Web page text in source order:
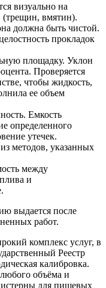
визуально на
(трещин, вмятин).
должна быть чистой.
прокладок
площадку. Уклон
Проверяется
чтобы жидкость,
ее объем
Емкость
определенного
утечек.
методов, указанных
между
и
выдается после
работ.
комплекс услуг, в
Реестр
калибровка.
объёма и
для пищевых